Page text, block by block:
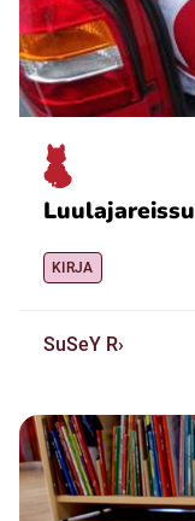
Luulajareissu
KIRJA
SuSeY R